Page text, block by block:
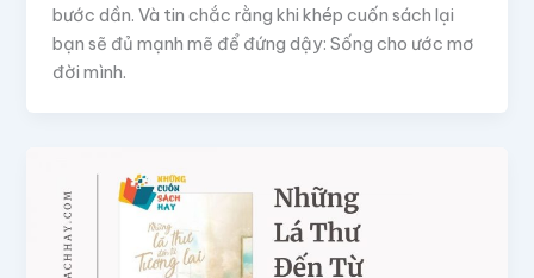
bước dần. Và tin chắc rằng khi khép cuốn sách lại
bạn sẽ đủ mạnh mẽ để đứng dậy: Sống cho ước mơ
đời mình.